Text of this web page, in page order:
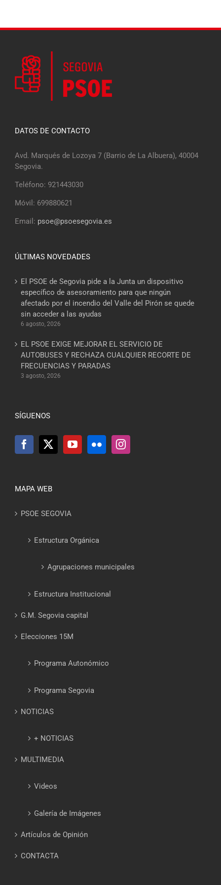
DATOS DE CONTACTO
Avd. Marqués de Lozoya 7 (Barrio de La Albuera), 40004
Segovia.
Teléfono: 921443030
Móvil: 699880621
Email: psoe@psoesegovia.es
ÚLTIMAS NOVEDADES
El PSOE de Segovia pide a la Junta un dispositivo
específico de asesoramiento para que ningún
afectado por el incendio del Valle del Pirón se quede
sin acceder a las ayudas
6 agosto, 2026
EL PSOE EXIGE MEJORAR EL SERVICIO DE
AUTOBUSES Y RECHAZA CUALQUIER RECORTE DE
FRECUENCIAS Y PARADAS
3 agosto, 2026
SÍGUENOS
MAPA WEB
PSOE SEGOVIA
Estructura Orgánica
Agrupaciones municipales
Estructura Institucional
G.M. Segovia capital
Elecciones 15M
Programa Autonómico
Programa Segovia
NOTICIAS
+ NOTICIAS
MULTIMEDIA
Videos
Galería de Imágenes
Artículos de Opinión
CONTACTA